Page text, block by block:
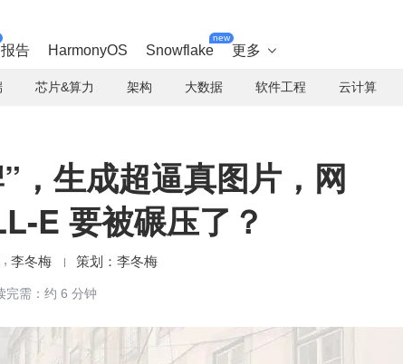
报告 HarmonyOS Snowflake
new
更多 
芯片&算力 架构 大数据 软件工程 云计算
，生成超逼真图片，网
E 要被碾压了？
李冬梅 李冬梅
完需：约 6 分钟